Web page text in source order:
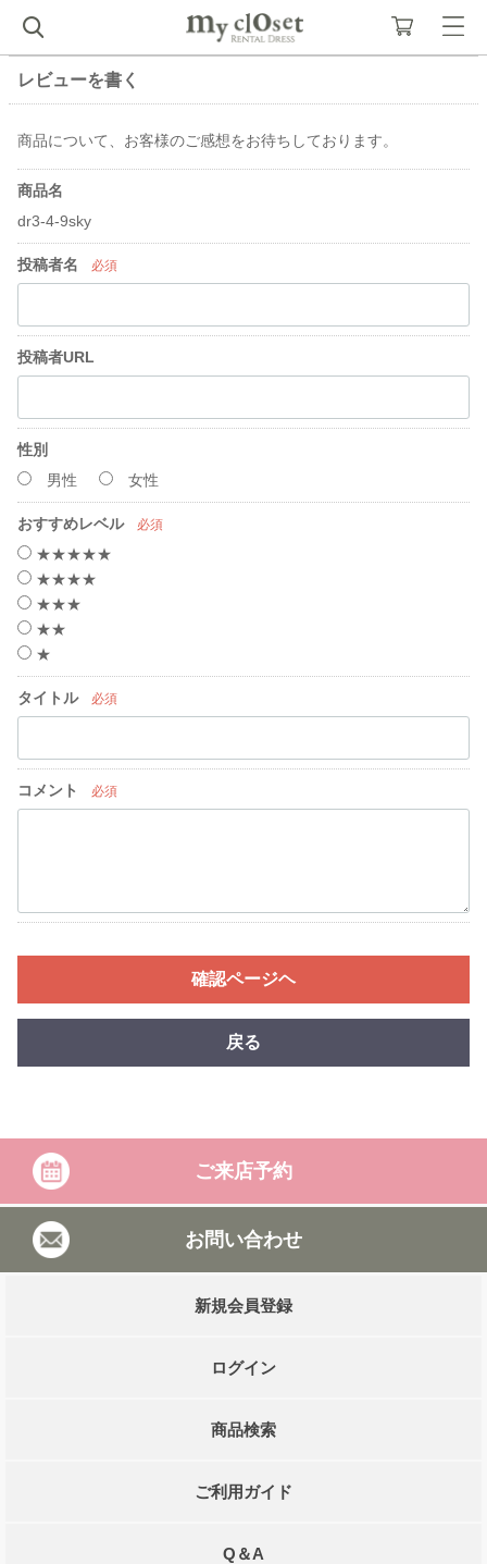
レビューを書く
商品について、お客様のご感想をお待ちしております。
商品名
dr3-4-9sky
投稿者名 必須
投稿者URL
性別
男性
女性
おすすめレベル 必須
★★★★★
★★★★
★★★
★★
★
タイトル 必須
コメント 必須
確認ページヘ
戻る
ご来店予約
お問い合わせ
新規会員登録
ログイン
商品検索
ご利用ガイド
Q＆A